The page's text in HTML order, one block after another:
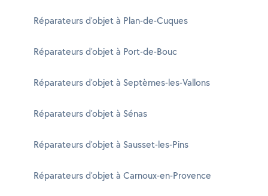
Réparateurs d'objet à Plan-de-Cuques
Réparateurs d'objet à Port-de-Bouc
Réparateurs d'objet à Septèmes-les-Vallons
Réparateurs d'objet à Sénas
Réparateurs d'objet à Sausset-les-Pins
Réparateurs d'objet à Carnoux-en-Provence